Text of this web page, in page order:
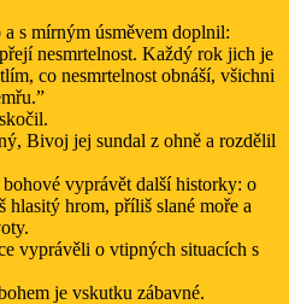
s mírným úsměvem doplnil:
nesmrtelnost. Každý rok jich je
co nesmrtelnost obnáší, všichni
Bivoj jej sundal z ohně a rozdělil
vyprávět další historky: o
hrom, příliš slané moře a
vyprávěli o vtipných situacích s
je vskutku zábavné.